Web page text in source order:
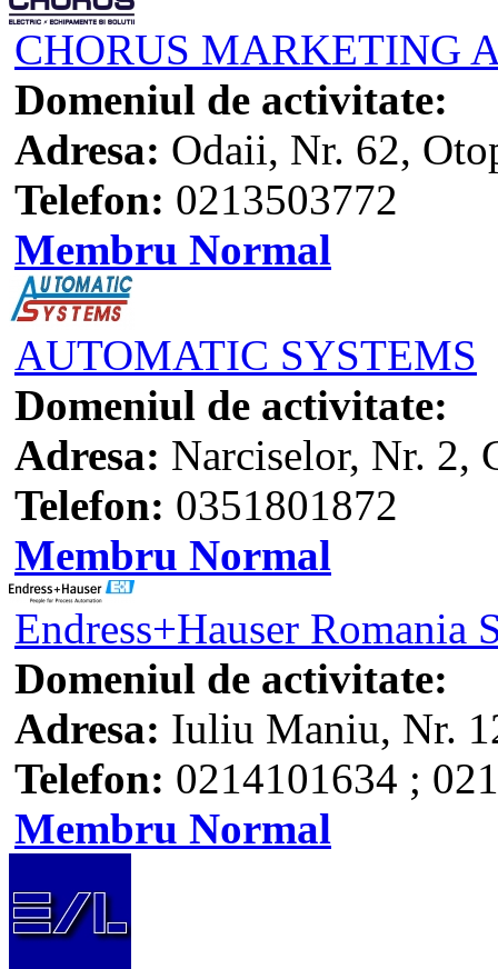
CHORUS MARKETING
Domeniul de activitate:
Adresa: Odaii, Nr. 62,
Telefon: 0213503772
Membru Normal
AUTOMATIC SYSTEMS
Domeniul de activitate:
Adresa: Narciselor, Nr. 2,
Telefon: 0351801872
Membru Normal
Endress+Hauser Romania
Domeniul de activitate:
Adresa: Iuliu Maniu, Nr.
Telefon: 0214101634 ;
Membru Normal